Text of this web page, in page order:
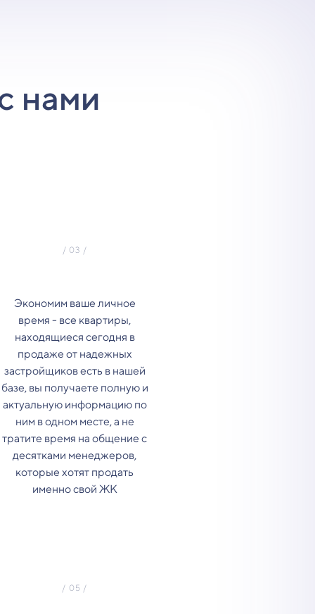
нами
Экономим ваше личное
время - все квартиры,
находящиеся сегодня в
продаже от надежных
застройщиков есть в нашей
базе, вы получаете полную и
актуальную информацию по
ним в одном месте, а не
тратите время на общение с
десятками менеджеров,
которые хотят продать
именно свой ЖК